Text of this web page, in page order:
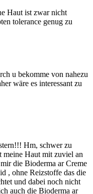
Haut ist zwar nicht
tolerance genug zu
u bekomme von nahezu
wäre es interessant zu
Hm, schwer zu
meine Haut mit zuviel an
die Bioderma ar Creme
, ohne Reizstoffe das die
und dabei noch nicht
auch die Bioderma ar